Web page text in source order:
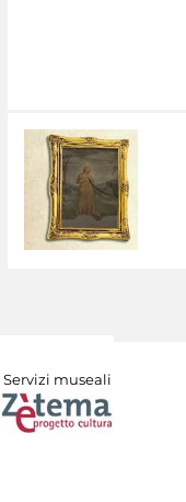
Servizi museali